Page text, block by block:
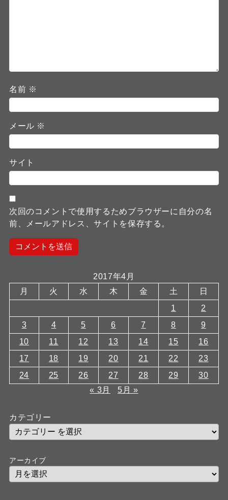
名前 ※
メール ※
サイト
次回のコメントで使用するためブラウザーに自分の名
前、メールアドレス、サイトを保存する。
2017年4月
月
火 水 木 金 土
日
1
2
3
4 5 6 7 8
9
10
11 12 13 14 15
16
17
18 19 20 21 22
23
24
25 26 27 28 29
30
« 3月
5月 »
カテゴリー
アーカイブ